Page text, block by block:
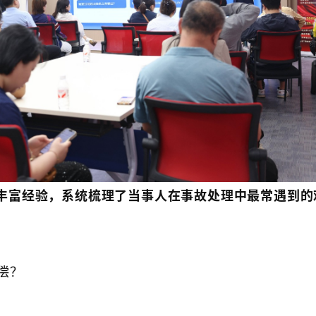
经验，系统梳理了当事人在事故处理中最常遇到